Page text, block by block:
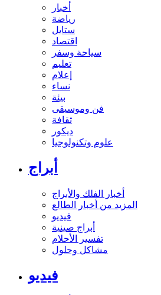
أخبار
رياضة
ستايل
اقتصاد
سياحة وسفر
تعليم
إعلام
نساء
بيئة
فن وموسيقى
ثقافة
ديكور
علوم وتكنولوجيا
أبراج
أخبار الفلك والأبراج
المزيد من أخبار الطالع
فيديو
أبراج صينية
تفسير الأحلام
مشاكل وحلول
فيديو